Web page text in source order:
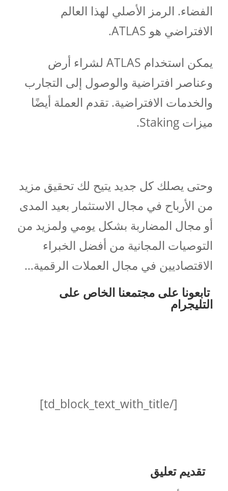
الفضاء. الرمز الأصلي لهذا العالم
الافتراضي هو ATLAS.
يمكن استخدام ATLAS لشراء أرض
وعناصر افتراضية والوصول إلى التجارب
والخدمات الافتراضية. تقدم العملة أيضًا
ميزات Staking.
وحتى يصلك كل جديد يتيح لك تحقيق مزيد
من الأرباح في مجال الاستثمار بعيد المدى
أو مجال المضاربة بشكل يومي ولمزيد من
التوصيات المجانية من أفضل الخبراء
الاقتصاديين في مجال العملات الرقمية…
تابعونا على مجتمعنا الخاص على
التليجرام
[/td_block_text_with_title]
تقديم تعليق